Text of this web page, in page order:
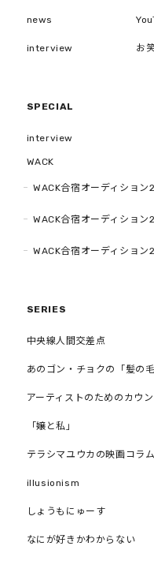
news
interview お
SPECIAL
interview
WACK
WACK合宿オーディション
WACK合宿オーディション
WACK合宿オーディション
SERIES
中央線人間交差点
あのゴン・チョクの「髪の
アーティストのためのカウ
「嬢と私」
テラシマユウカの映画コラム
illusionism
しょうもにゅーす
なにが好きかわからない